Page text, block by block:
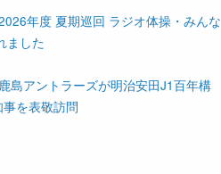
年度 夏期巡回 ラジオ体操・みんな
ました
鹿島アントラーズが明治安田J1百年構
を表敬訪問